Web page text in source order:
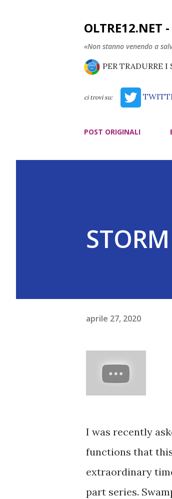
OLTRE12.NET -
«Non stanno venendo a
PER TRADURRE
ci trovi su:
POST ORIGINALI
aprile 27, 2020
I was recently
functions that
extraordinary
part series.